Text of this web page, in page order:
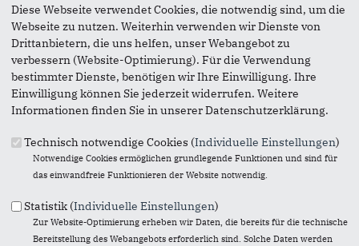
accusam et justo duo dolores et ea rebum. Stet clita kasd
gubergren, no sea takimata sanctus est Lorem ipsum dolor sit
amet. Lorem ipsum dolor sit amet, consetetur sadipscing
elitr, sed diam nonumy eirmod tempor invidunt ut labore et
dolore magna aliquyam erat, sed diam voluptua. At vero eos
et accusam et justo duo dolores et ea rebum. Stet clita kasd
gubergren, no sea takimata sanctus est Lorem ipsum dolor sit
Pressestatement der CDU-Vorsitzenden Angela Merkel am 27.
März 2017
Diese Webseite verwendet Cookies, die notwendig sind, um die
Webseite zu nutzen. Weiterhin verwenden wir Dienste von
Drittanbietern, die uns helfen, unser Webangebot zu
verbessern (Website-Optimierung). Für die Verwendung
bestimmter Dienste, benötigen wir Ihre Einwilligung. Ihre
Einwilligung können Sie jederzeit widerrufen. Weitere
Informationen finden Sie in unserer Datenschutzerklärung.
Technisch notwendige Cookies (Individuelle Einstellungen)
Notwendige Cookies ermöglichen grundlegende Funktionen und sind für
das einwandfreie Funktionieren der Website notwendig.
Statistik (Individuelle Einstellungen)
Zur Website-Optimierung erheben wir Daten, die bereits für die technische
Bereitstellung des Webangebots erforderlich sind. Solche Daten werden